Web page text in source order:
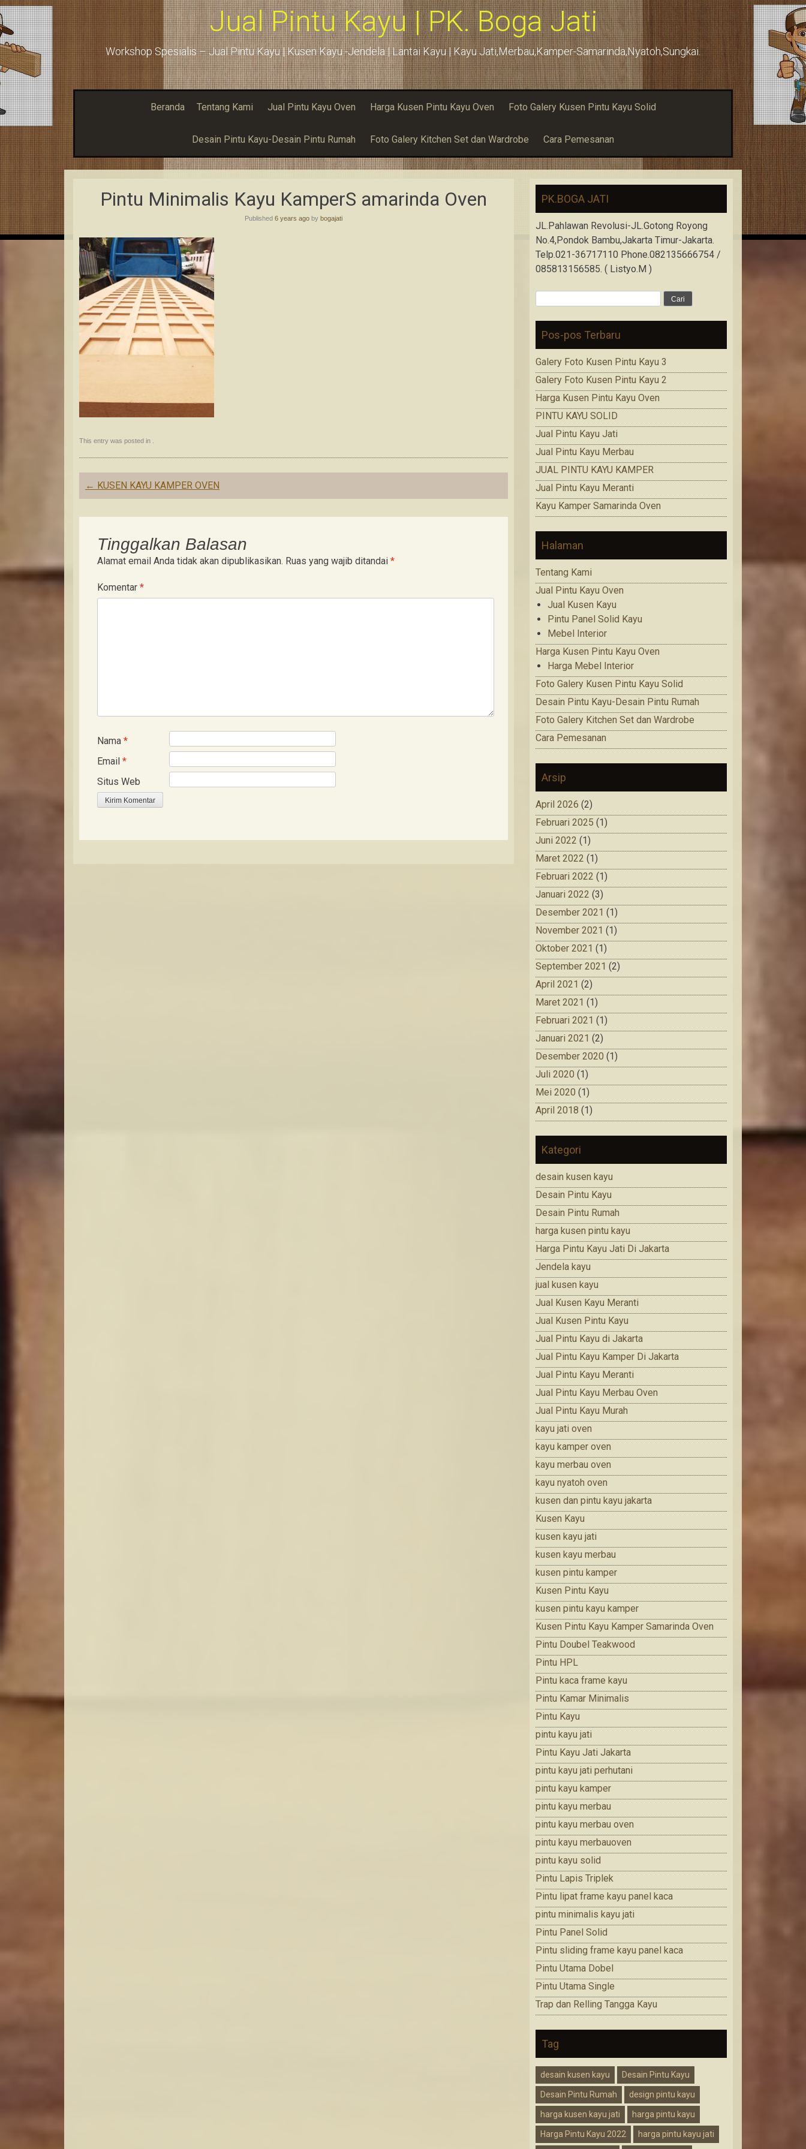
Jual Pintu Kayu | PK. Boga Jati
Workshop Spesialis – Jual Pintu Kayu | Kusen Kayu -Jendela | Lantai Kayu | Kayu Jati,Merbau,Kamper-Samarinda,Nyatoh,Sungkai.
Beranda Tentang Kami Jual Pintu Kayu Oven Harga Kusen Pintu Kayu Oven Foto Galery Kusen Pintu Kayu Solid
Desain Pintu Kayu-Desain Pintu Rumah Foto Galery Kitchen Set dan Wardrobe Cara Pemesanan
Pintu Minimalis Kayu KamperS amarinda Oven
Published 6 years ago by bogajati
This entry was posted in .
Post
navigation
← KUSEN KAYU KAMPER OVEN
Tinggalkan Balasan
Alamat email Anda tidak akan dipublikasikan. Ruas yang wajib ditandai *
Komentar *
Nama *
Email *
Situs Web
PK.BOGA JATI
JL.Pahlawan Revolusi-JL.Gotong Royong
No.4,Pondok Bambu,Jakarta Timur-Jakarta.
Telp.021-36717110 Phone.082135666754 /
085813156585. ( Listyo.M )
Pos-pos Terbaru
Galery Foto Kusen Pintu Kayu 3
Galery Foto Kusen Pintu Kayu 2
Harga Kusen Pintu Kayu Oven
PINTU KAYU SOLID
Jual Pintu Kayu Jati
Jual Pintu Kayu Merbau
JUAL PINTU KAYU KAMPER
Jual Pintu Kayu Meranti
Kayu Kamper Samarinda Oven
Halaman
Tentang Kami
Jual Pintu Kayu Oven
Jual Kusen Kayu
Pintu Panel Solid Kayu
Mebel Interior
Harga Kusen Pintu Kayu Oven
Harga Mebel Interior
Foto Galery Kusen Pintu Kayu Solid
Desain Pintu Kayu-Desain Pintu Rumah
Foto Galery Kitchen Set dan Wardrobe
Cara Pemesanan
Arsip
April 2026 (2)
Februari 2025 (1)
Juni 2022 (1)
Maret 2022 (1)
Februari 2022 (1)
Januari 2022 (3)
Desember 2021 (1)
November 2021 (1)
Oktober 2021 (1)
September 2021 (2)
April 2021 (2)
Maret 2021 (1)
Februari 2021 (1)
Januari 2021 (2)
Desember 2020 (1)
Juli 2020 (1)
Mei 2020 (1)
April 2018 (1)
Kategori
desain kusen kayu
Desain Pintu Kayu
Desain Pintu Rumah
harga kusen pintu kayu
Harga Pintu Kayu Jati Di Jakarta
Jendela kayu
jual kusen kayu
Jual Kusen Kayu Meranti
Jual Kusen Pintu Kayu
Jual Pintu Kayu di Jakarta
Jual Pintu Kayu Kamper Di Jakarta
Jual Pintu Kayu Meranti
Jual Pintu Kayu Merbau Oven
Jual Pintu Kayu Murah
kayu jati oven
kayu kamper oven
kayu merbau oven
kayu nyatoh oven
kusen dan pintu kayu jakarta
Kusen Kayu
kusen kayu jati
kusen kayu merbau
kusen pintu kamper
Kusen Pintu Kayu
kusen pintu kayu kamper
Kusen Pintu Kayu Kamper Samarinda Oven
Pintu Doubel Teakwood
Pintu HPL
Pintu kaca frame kayu
Pintu Kamar Minimalis
Pintu Kayu
pintu kayu jati
Pintu Kayu Jati Jakarta
pintu kayu jati perhutani
pintu kayu kamper
pintu kayu merbau
pintu kayu merbau oven
pintu kayu merbauoven
pintu kayu solid
Pintu Lapis Triplek
Pintu lipat frame kayu panel kaca
pintu minimalis kayu jati
Pintu Panel Solid
Pintu sliding frame kayu panel kaca
Pintu Utama Dobel
Pintu Utama Single
Trap dan Relling Tangga Kayu
Tag
desain kusen kayu Desain Pintu Kayu
Desain Pintu Rumah design pintu kayu
harga kusen kayu jati harga pintu kayu
Harga Pintu Kayu 2022 harga pintu kayu jati